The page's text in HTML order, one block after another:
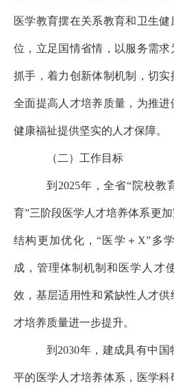
医学教育摆在关系教育和卫生
位，立足国情省情，以服务需
抓手，着力创新体制机制，切实
全面提高人才培养质量，为推
健康福祉提供坚实的人才保障。
（二）工作目标
到2025年，全省“院校
育”三阶段医学人才培养体系更
结构更加优化，“医学＋X”多
成，管理体制机制和医学人才
效，基层适用性和紧缺性人才供
才培养质量进一步提升。
到2030年，建成具有中
平的医学人才培养体系，医学